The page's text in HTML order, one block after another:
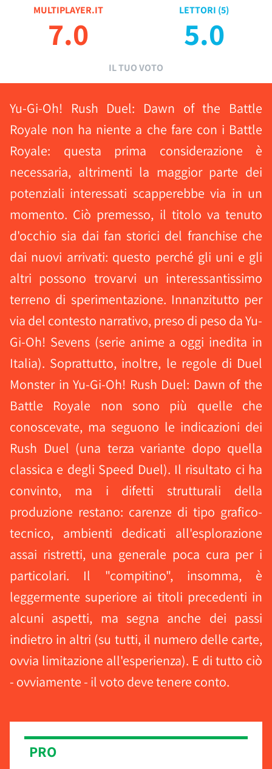
MULTIPLAYER.IT
7.0
LETTORI (5)
5.0
IL TUO VOTO
Yu-Gi-Oh! Rush Duel: Dawn of the Battle
Royale non ha niente a che fare con i Battle
Royale: questa prima considerazione è
necessaria, altrimenti la maggior parte dei
potenziali interessati scapperebbe via in un
momento. Ciò premesso, il titolo va tenuto
d'occhio sia dai fan storici del franchise che
dai nuovi arrivati: questo perché gli uni e gli
altri possono trovarvi un interessantissimo
terreno di sperimentazione. Innanzitutto per
via del contesto narrativo, preso di peso da Yu-
Gi-Oh! Sevens (serie anime a oggi inedita in
Italia). Soprattutto, inoltre, le regole di Duel
Monster in Yu-Gi-Oh! Rush Duel: Dawn of the
Battle Royale non sono più quelle che
conoscevate, ma seguono le indicazioni dei
Rush Duel (una terza variante dopo quella
classica e degli Speed Duel). Il risultato ci ha
convinto, ma i difetti strutturali della
produzione restano: carenze di tipo grafico-
tecnico, ambienti dedicati all'esplorazione
assai ristretti, una generale poca cura per i
particolari. Il "compitino", insomma, è
leggermente superiore ai titoli precedenti in
alcuni aspetti, ma segna anche dei passi
indietro in altri (su tutti, il numero delle carte,
ovvia limitazione all'esperienza). E di tutto ciò
- ovviamente - il voto deve tenere conto.
PRO